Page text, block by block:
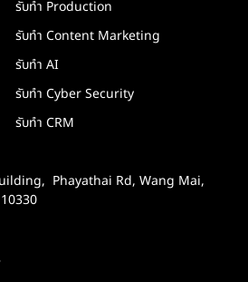
รับทำ Production
รับทำ Content Marketing
รับทำ AI
รับทำ Cyber Security
รับทำ CRM
Phayathai Rd, Wang Mai,